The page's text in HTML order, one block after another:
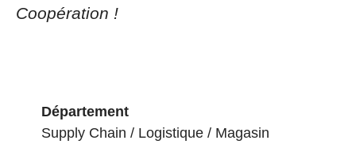
Coopération !
Département
Supply Chain / Logistique / Magasin